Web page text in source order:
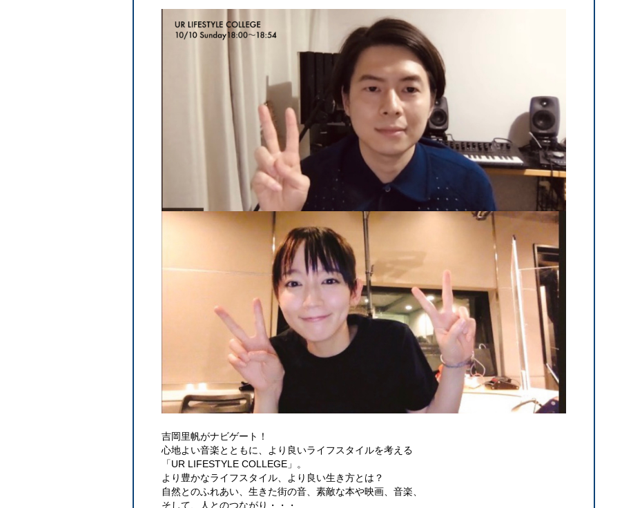
吉岡里帆がナビゲート！
心地よい音楽とともに、より良いライフスタイルを考える
「UR LIFESTYLE COLLEGE」。
より豊かなライフスタイル、より良い生き方とは？
自然とのふれあい、生きた街の音、素敵な本や映画、音楽、
そして、人とのつながり・・・